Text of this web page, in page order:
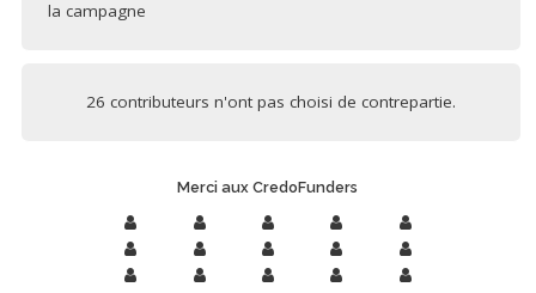
la campagne
26 contributeurs n'ont pas choisi de contrepartie.
Merci aux CredoFunders